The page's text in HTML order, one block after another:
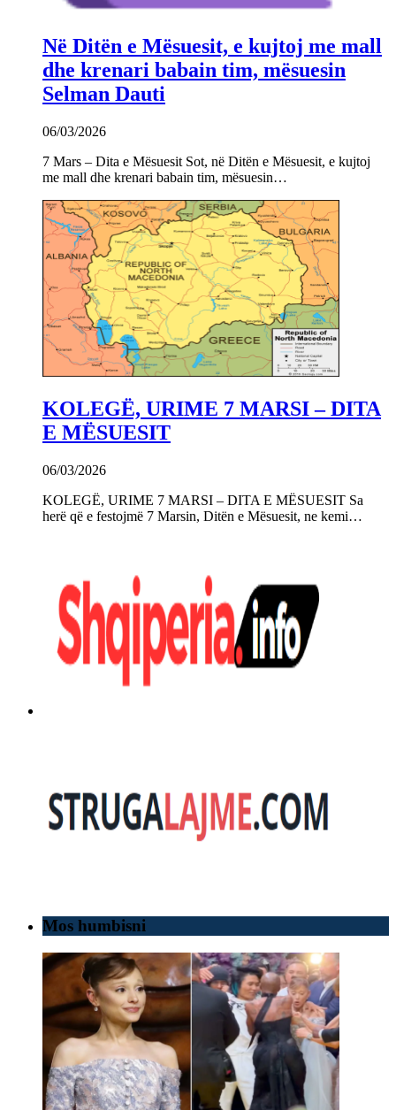
Në Ditën e Mësuesit, e kujtoj me mall
dhe krenari babain tim, mësuesin
Selman Dauti
06/03/2026
7 Mars – Dita e Mësuesit Sot, në Ditën e Mësuesit, e kujtoj
me mall dhe krenari babain tim, mësuesin…
KOLEGË, URIME 7 MARSI – DITA
E MËSUESIT
06/03/2026
KOLEGË, URIME 7 MARSI – DITA E MËSUESIT Sa
herë që e festojmë 7 Marsin, Ditën e Mësuesit, ne kemi…
Mos humbisni